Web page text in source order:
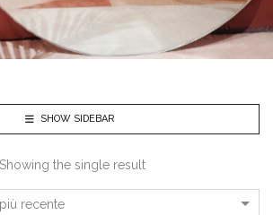
SHOW SIDEBAR
Showing the single result
recente